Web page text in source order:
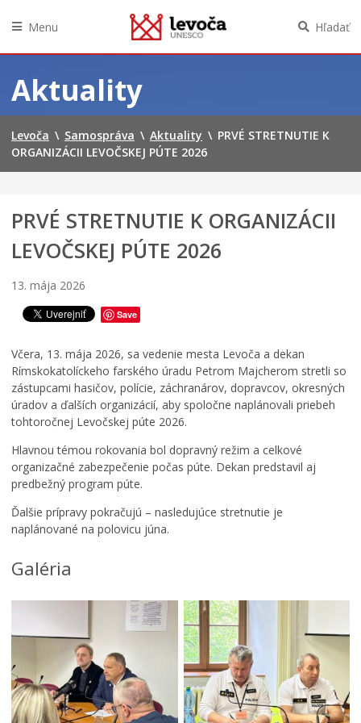
obsah
Menu Hľadať
Aktuality
Levoča \ Samospráva \ Aktuality \ PRVÉ STRETNUTIE K
ORGANIZÁCII LEVOČSKEJ PÚTE 2026
PRVÉ STRETNUTIE K ORGANIZÁCII
LEVOČSKEJ PÚTE 2026
13. mája 2026
Save
Včera, 13. mája 2026, sa vedenie mesta Levoča a dekan
Rímskokatolíckeho farského úradu Petrom Majcherom stretli so
zástupcami hasičov, polície, záchranárov, dopravcov, okresných
úradov a ďalších organizácií, aby spoločne naplánovali priebeh
tohtoročnej Levočskej púte 2026.
Hlavnou témou rokovania bol dopravný režim a celkové
organizačné zabezpečenie počas púte. Dekan predstavil aj
predbežný program púte.
Ďalšie prípravy pokračujú – nasledujúce stretnutie je
naplánované na polovicu júna.
Galéria
n
í
f
e
s
t
i
u
f
i
l
o
v
e
k
u
l
t
ú
y
a
c
o
s
p
a
u
a
e
s
o
P
o
ď
k
v
n
d
e
k